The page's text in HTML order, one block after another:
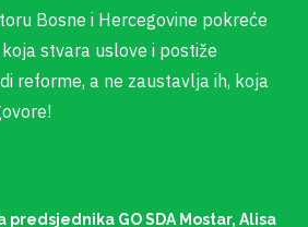
Bosne i Hercegovine pokreće
stvara uslove i postiže
reforme, a ne zaustavlja ih, koja
predsjednika GO SDA Mostar, Alisa